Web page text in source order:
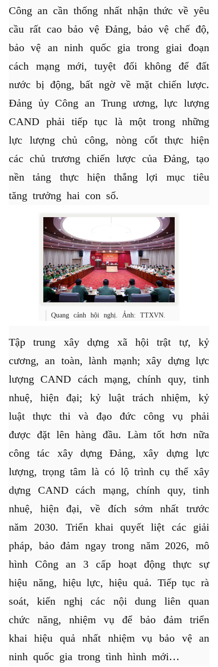
Công an cần thống nhất nhận thức về yêu
cầu rất cao bảo vệ Đảng, bảo vệ chế độ,
bảo vệ an ninh quốc gia trong giai đoạn
cách mạng mới, tuyệt đối không để đất
nước bị động, bất ngờ về mặt chiến lược.
Đảng ủy Công an Trung ương, lực lượng
CAND phải tiếp tục là một trong những
lực lượng chủ công, nòng cốt thực hiện
các chủ trương chiến lược của Đảng, tạo
nền tảng thực hiện thắng lợi mục tiêu
tăng trưởng hai con số.
Quang cảnh hội nghị. Ảnh: TTXVN.
Tập trung xây dựng xã hội trật tự, kỷ
cương, an toàn, lành mạnh; xây dựng lực
lượng CAND cách mạng, chính quy, tinh
nhuệ, hiện đại; kỷ luật trách nhiệm, kỷ
luật thực thi và đạo đức công vụ phải
được đặt lên hàng đầu. Làm tốt hơn nữa
công tác xây dựng Đảng, xây dựng lực
lượng, trọng tâm là có lộ trình cụ thể xây
dựng CAND cách mạng, chính quy, tinh
nhuệ, hiện đại, về đích sớm nhất trước
năm 2030. Triển khai quyết liệt các giải
pháp, bảo đảm ngay trong năm 2026, mô
hình Công an 3 cấp hoạt động thực sự
hiệu năng, hiệu lực, hiệu quả. Tiếp tục rà
soát, kiến nghị các nội dung liên quan
chức năng, nhiệm vụ để bảo đảm triển
khai hiệu quả nhất nhiệm vụ bảo vệ an
ninh quốc gia trong tình hình mới…